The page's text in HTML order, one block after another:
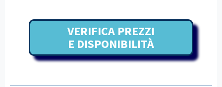
VERIFICA PREZZI
E DISPONIBILITÀ